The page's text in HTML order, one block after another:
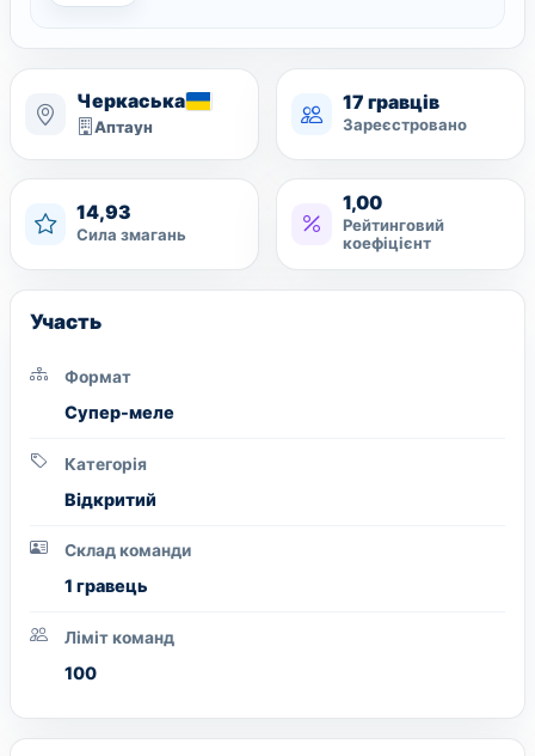
Черкаська
Аптаун
17 гравців
Зареєстровано
14,93
Сила змагань
1,00
Рейтинговий
коефіцієнт
Участь
Формат
Супер-меле
Категорія
Вiдкритий
Склад команди
1 гравець
Ліміт команд
100